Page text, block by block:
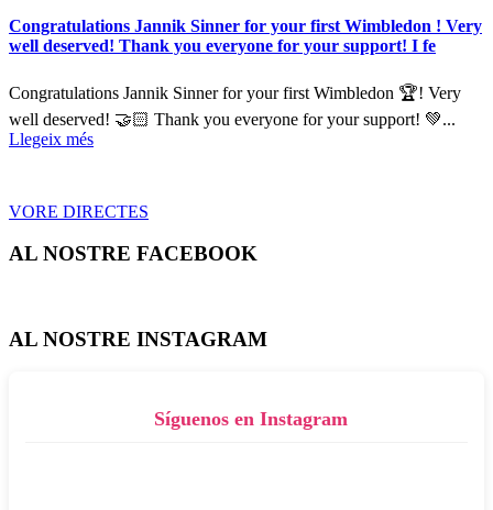
Congratulations Jannik Sinner for your first Wimbledon ! Very
well deserved! Thank you everyone for your support! I fe
Congratulations Jannik Sinner for your first Wimbledon 🏆! Very
well deserved! 🤝🏻 Thank you everyone for your support! 💚...
Llegeix més
VORE DIRECTES
AL NOSTRE FACEBOOK
AL NOSTRE INSTAGRAM
Síguenos en Instagram